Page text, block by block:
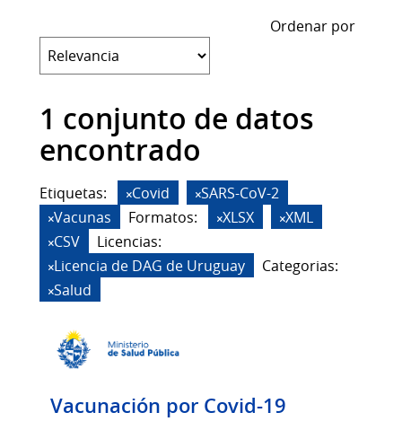
Ordenar por
1 conjunto de datos
encontrado
Etiquetas: Covid
SARS-CoV-2
Vacunas
Formatos: XLSX
XML
CSV
Licencias:
Licencia de DAG de Uruguay
Categorias:
Salud
Vacunación por Covid-19